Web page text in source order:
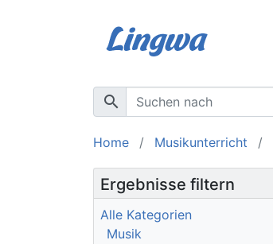
search
Home Musikunterricht
Ergebnisse filtern
Alle Kategorien
Musik